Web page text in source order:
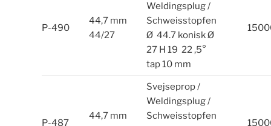
P-490
44,7 mm
44/27
Weldingsplug /
Schweisstopfen
Ø 44.7 konisk Ø
27 H 19 22 ,5°
tap 10 mm
P-487
44,7 mm
Svejseprop /
Weldingsplug /
Schweisstopfen